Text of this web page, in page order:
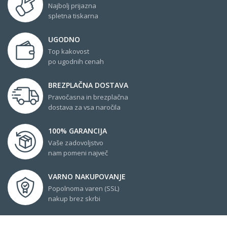
Najbolj prijazna
spletna tiskarna
UGODNO
Top kakovost
po ugodnih cenah
BREZPLAČNA DOSTAVA
Pravočasna in brezplačna
dostava za vsa naročila
100% GARANCIJA
Vaše zadovoljstvo
nam pomeni največ
VARNO NAKUPOVANJE
Popolnoma varen (SSL)
nakup brez skrbi